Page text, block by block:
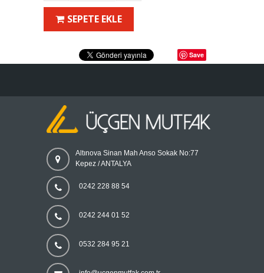
SEPETE EKLE
Save
Altınova Sinan Mah Anso Sokak No:77
Kepez / ANTALYA
0242 228 88 54
0242 244 01 52
0532 284 95 21